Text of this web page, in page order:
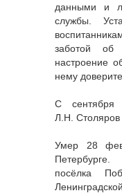
данными и
службы.
заботой
настроение
нему
С сентября
Л.Н. Столяров
Умер 28
посёлка